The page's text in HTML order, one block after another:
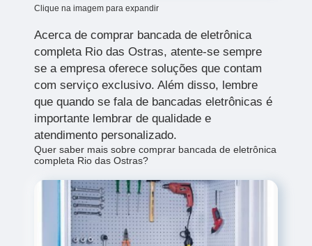
Clique na imagem para expandir
Acerca de comprar bancada de eletrônica
completa Rio das Ostras, atente-se sempre
se a empresa oferece soluções que contam
com serviço exclusivo. Além disso, lembre
que quando se fala de bancadas eletrônicas é
importante lembrar de qualidade e
atendimento personalizado.
Quer saber mais sobre comprar bancada de eletrônica
completa Rio das Ostras?